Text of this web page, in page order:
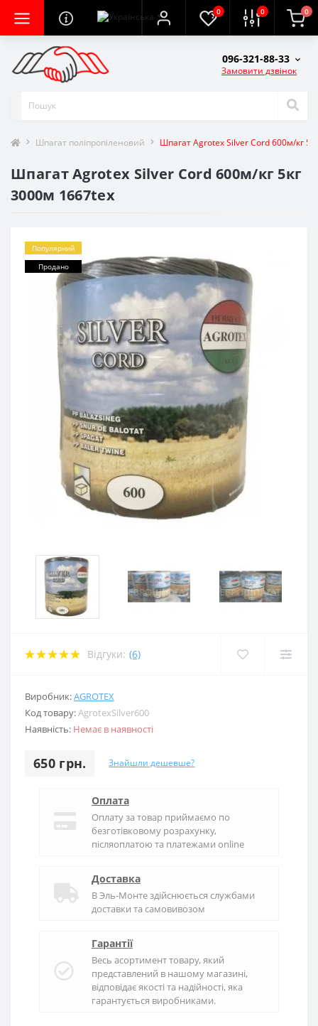
0 0 0
096-321-88-33
Замовити дзвінок
Шпагат поліпропіленовий Шпагат Agrotex Silver Cord 600м/кг
Шпагат Agrotex Silver Cord 600м/кг 5кг
3000м 1667tex
Популярний
Продано
Відгуки: (6)
Виробник:AGROTEX
Код товару:AgrotexSilver600
Наявність: Немає в наявності
650 грн. Знайшли дешевше?
Оплата
Оплату за товар приймаємо по
безготівковому розрахунку,
післяоплатою та платежами online
Доставка
ВЭль-Монтездійснюється службами
доставки та самовивозом
Гарантії
Весь асортимент товару, який
представлений в нашому магазині,
відповідає якості та надійності, яка
гарантується виробниками.